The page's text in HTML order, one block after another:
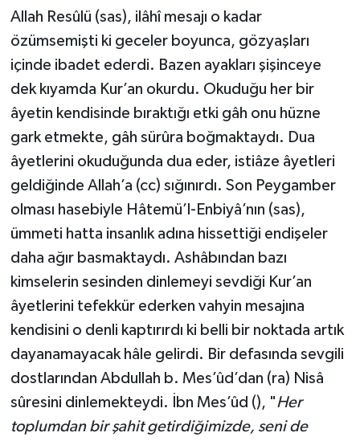
Allah Resûlü (sas), ilâhî mesajı o kadar
özümsemişti ki geceler boyunca, gözyaşları
içinde ibadet ederdi. Bazen ayakları şişinceye
dek kıyamda Kur’an okurdu. Okuduğu her bir
âyetin kendisinde bıraktığı etki gâh onu hüzne
gark etmekte, gâh sürûra boğmaktaydı. Dua
âyetlerini okuduğunda dua eder, istiâze âyetleri
geldiğinde Allah’a (cc) sığınırdı. Son Peygamber
olması hasebiyle Hâtemü’l-Enbiyâ’nın (sas),
ümmeti hatta insanlık adına hissettiği endişeler
daha ağır basmaktaydı. Ashâbından bazı
kimselerin sesinden dinlemeyi sevdiği Kur’an
âyetlerini tefekkür ederken vahyin mesajına
kendisini o denli kaptırırdı ki belli bir noktada artık
dayanamayacak hâle gelirdi. Bir defasında sevgili
dostlarından Abdullah b. Mes’ûd’dan (ra) Nisâ
sûresini dinlemekteydi. İbn Mes’ûd (), "Her
toplumdan bir şahit getirdiğimizde, seni de